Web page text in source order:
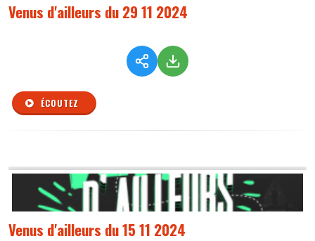
Venus d'ailleurs du 29 11 2024
ÉCOUTEZ
Venus d'ailleurs du 15 11 2024